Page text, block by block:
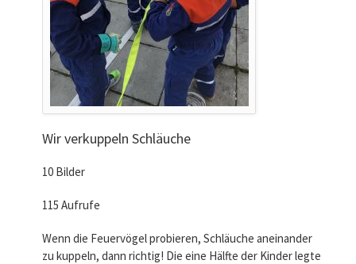
Wir verkuppeln Schläuche
10 Bilder
115 Aufrufe
Wenn die Feuervögel probieren, Schläuche aneinander
zu kuppeln, dann richtig! Die eine Hälfte der Kinder legte